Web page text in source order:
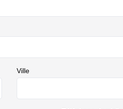
Ville